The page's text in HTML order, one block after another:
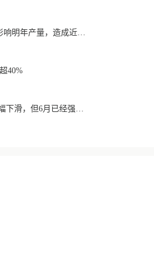
40%